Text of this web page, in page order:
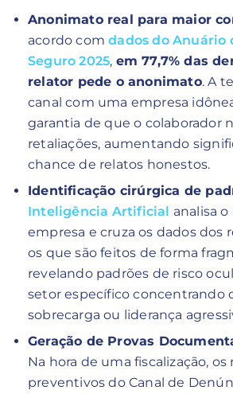
Anonimato real para maior
acordo comdados do Anuário
Seguro 2025, em 77,7% das
relator pede o anonimato. A
canal com uma empresa
garantia de que o colaborador
retaliações, aumentando
chance de relatos honestos.
Identificação cirúrgica de
Inteligência Artificial analisa
empresa e cruza os dados dos
os que são feitos de forma
revelando padrões de risco
setor específico concentrando
sobrecarga ou liderança
Geração de Provas
Na hora de uma fiscalização, os
preventivos do Canal de